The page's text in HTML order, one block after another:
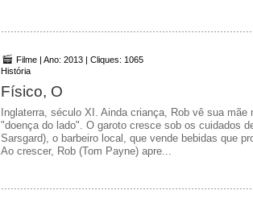
Filme | Ano: 2013 | Cliques: 1065
História
Físico, O
Inglaterra, século XI. Ainda criança, Rob vê sua mãe
"doença do lado". O garoto cresce sob os cuidados
Sarsgard), o barbeiro local, que vende bebidas que
Ao crescer, Rob (Tom Payne) apre...